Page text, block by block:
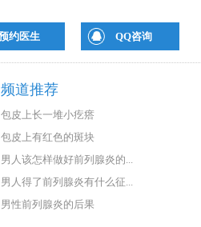
约医生 QQ咨询
频道推荐
包皮上长一堆小疙瘩
包皮上有红色的斑块
男人该怎样做好前列腺炎的...
男人得了前列腺炎有什么征...
男性前列腺炎的后果